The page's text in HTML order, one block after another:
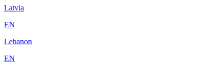
Latvia
EN
Lebanon
EN